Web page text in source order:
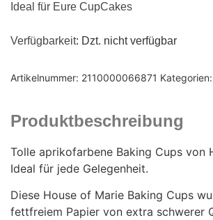
Ideal für Eure CupCakes
Verfügbarkeit: Dzt. nicht verfügbar
Artikelnummer: 2110000066871 Kategorien:
Produktbeschreibung
Tolle aprikofarbene Baking Cups von
Ideal für jede Gelegenheit.
Diese House of Marie Baking Cups
fettfreiem Papier von extra schwerer